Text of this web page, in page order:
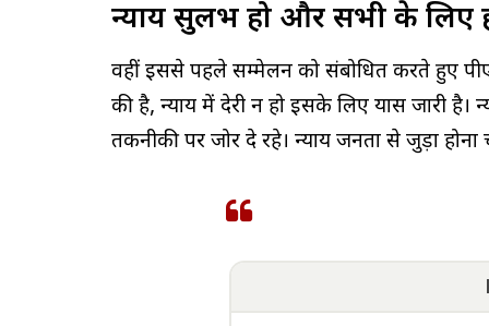
न्याय सुलभ हो और सभी के लिए
वहीं इससे पहले सम्मेलन को संबोधित करते हुए
की है, न्याय में देरी न हो इसके लिए प्रयास जारी
तकनीकी पर जोर दे रहे। न्याय जनता से जुड़ा होना